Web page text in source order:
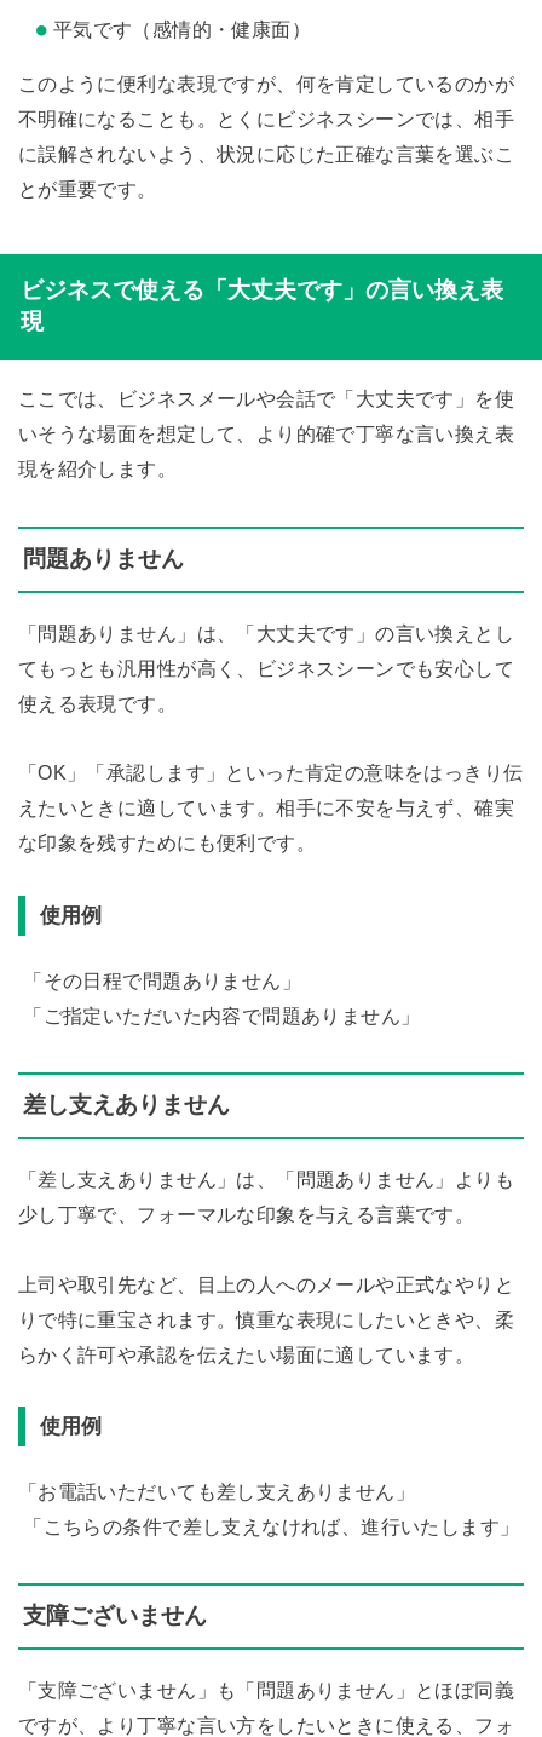
平気です（感情的・健康面）
このように便利な表現ですが、何を肯定しているのかが
不明確になることも。とくにビジネスシーンでは、相手
に誤解されないよう、状況に応じた正確な言葉を選ぶこ
とが重要です。
ビジネスで使える「大丈夫です」の言い換え表
現
ここでは、ビジネスメールや会話で「大丈夫です」を使
いそうな場面を想定して、より的確で丁寧な言い換え表
現を紹介します。
問題ありません
「問題ありません」は、「大丈夫です」の言い換えとし
てもっとも汎用性が高く、ビジネスシーンでも安心して
使える表現です。
「OK」「承認します」といった肯定の意味をはっきり伝
えたいときに適しています。相手に不安を与えず、確実
な印象を残すためにも便利です。
使用例
「その日程で問題ありません」
「ご指定いただいた内容で問題ありません」
差し支えありません
「差し支えありません」は、「問題ありません」よりも
少し丁寧で、フォーマルな印象を与える言葉です。
上司や取引先など、目上の人へのメールや正式なやりと
りで特に重宝されます。慎重な表現にしたいときや、柔
らかく許可や承認を伝えたい場面に適しています。
使用例
「お電話いただいても差し支えありません」
「こちらの条件で差し支えなければ、進行いたします」
支障ございません
「支障ございません」も「問題ありません」とほぼ同義
ですが、より丁寧な言い方をしたいときに使える、フォ